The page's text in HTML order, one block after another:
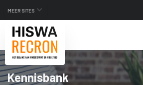
MEER SITES
Kennisbank